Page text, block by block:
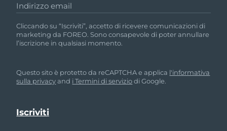
Indirizzo email
Cliccando su “Iscriviti”, accetto di ricevere comunicazioni di
marketing da FOREO. Sono consapevole di poter annullare
l’iscrizione in qualsiasi momento.
Questo sito è protetto da reCAPTCHA e applica l'informativa
sulla privacyand i Termini di serviziodi Google.